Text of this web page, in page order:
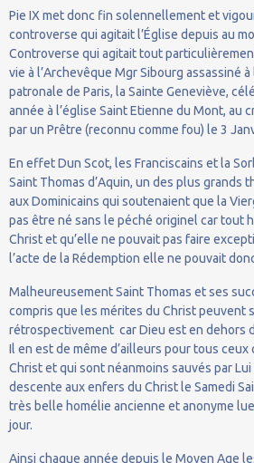
Pie IX met donc fin solennellement et
controverse qui agitait l’Église depuis au
Controverse qui agitait tout
vie à l’Archevêque Mgr Sibourg assassiné
patronale de Paris, la Sainte Geneviève,
année à l’église Saint Etienne du Mont, au
par un Prêtre (reconnu comme fou) le 3
En effet Dun Scot, les Franciscains et la
Saint Thomas d’Aquin, un des plus grands
aux Dominicains qui soutenaient que la
pas être né sans le péché originel car tout
Christ et qu’elle ne pouvait pas faire
l’acte de la Rédemption elle ne pouvait
Malheureusement Saint Thomas et ses
compris que les mérites du Christ peuvent
rétrospectivement car Dieu est en dehors
Il en est de même d’ailleurs pour tous ceux
Christ et qui sont néanmoins sauvés par Lui
descente aux enfers du Christ le Samedi
très belle homélie ancienne et anonyme
jour.
Ainsi chaque année depuis le Moyen Age